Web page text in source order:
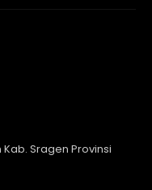
Sragen Provinsi